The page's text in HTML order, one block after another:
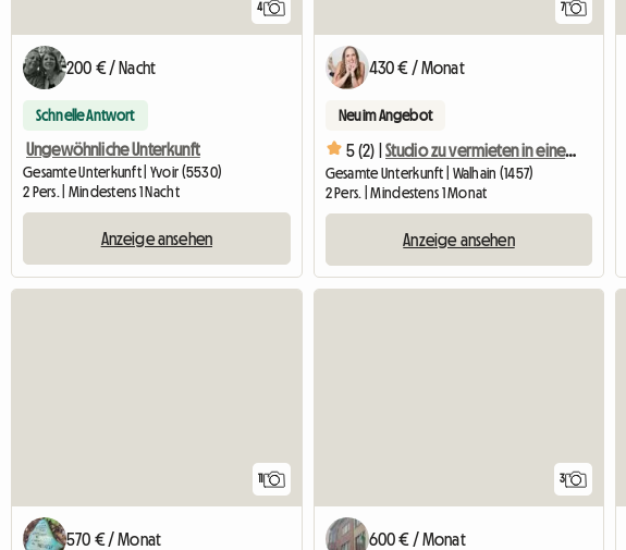
4
200 € / Nacht
Schnelle Antwort
Ungewöhnliche Unterkunft
Gesamte Unterkunft | Yvoir (5530)
2 Pers. | Mindestens 1 Nacht
Anzeige ansehen
7
430 € / Monat
Neu im Angebot
5 (2) | Studio zu vermieten in einem Anwesen
Gesamte Unterkunft | Walhain (1457)
2 Pers. | Mindestens 1 Monat
Anzeige ansehen
570 € / Monat
3
600 € / Monat